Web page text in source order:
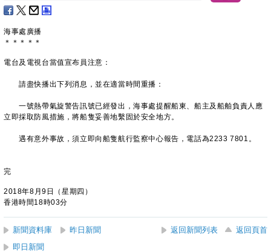
海事處廣播
＊ ＊ ＊ ＊ ＊
電台及電視台當值宣布員注意：
請盡快播出下列消息，並在適當時間重播：
一號熱帶氣旋警告訊號已經發出，海事處提醒船東、船主及船舶負責人應
立即採取防風措施，將船隻妥善地繫固於安全地方。
遇有意外事故，須立即向船隻航行監察中心報告，電話為2233 7801。
完
2018年8月9日（星期四）
香港時間18時03分
新聞資料庫 昨日新聞 返回新聞列表
返回頁首
即日新聞